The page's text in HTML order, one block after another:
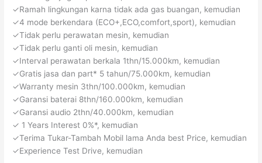
✓Ramah lingkungan karna tidak ada gas buangan, kemudian
✓4 mode berkendara (ECO+,ECO,comfort,sport), kemudian
✓Tidak perlu perawatan mesin, kemudian
✓Tidak perlu ganti oli mesin, kemudian
✓Interval perawatan berkala 1thn/15.000km, kemudian
✓Gratis jasa dan part* 5 tahun/75.000km, kemudian
✓Warranty mesin 3thn/100.000km, kemudian
✓Garansi baterai 8thn/160.000km, kemudian
✓Garansi audio 2thn/40.000km, kemudian
✓ 1 Years Interest 0%*, kemudian
✓Terima Tukar-Tambah Mobil lama Anda best Price, kemudian
✓Experience Test Drive, kemudian